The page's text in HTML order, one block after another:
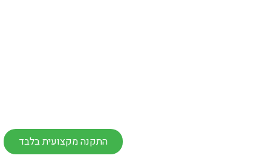
התקנה מקצועית בלבד